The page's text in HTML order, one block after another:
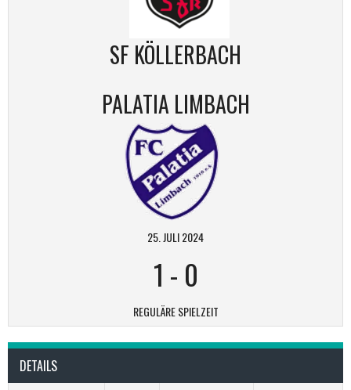
SF KÖLLERBACH
PALATIA LIMBACH
25. JULI 2024
1 - 0
REGULÄRE SPIELZEIT
DETAILS